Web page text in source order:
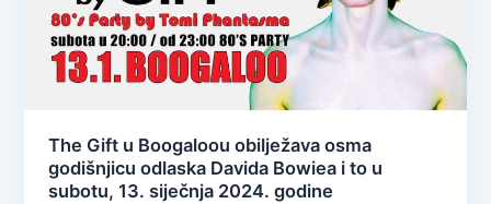
The Gift u Boogaloou obilježava osma
godišnjicu odlaska Davida Bowiea i to u
subotu, 13. siječnja 2024. godine